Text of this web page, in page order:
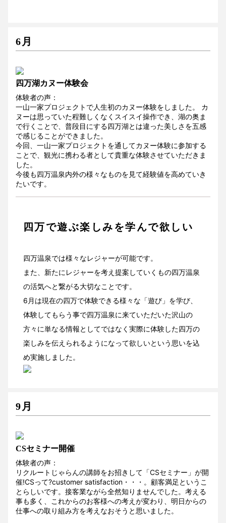
6月
四万湖カヌー体験会
体験者の声：
一山一家プロジェクトで人生初のカヌー体験をしました。 カ
ヌーは思っていた程難しくなくスイスイ操作でき、湖の奥ま
で行くことで、普段目にする四万湖とは違った美しさを五感
で感じることができました。
今回、一山一家プロジェクトを通してカヌー体験に参加する
ことで、観光に携わる者として貴重な体験させていただきま
した。
今後も四万温泉内外の様々なものを見て経験値を高めていき
たいです。
四万で遊ぶ楽しみを学んで欲しい
四万温泉では様々なレジャーが可能です。
また、新たにレジャーを考え提案していくもの四万温泉
の活気へと繋がる大切なことです。
6月は現在の四万で体験できる様々な「遊び」を学び、
体験してもらう事で四万温泉に来ていただいた沢山の
方々に単なる情報としてではなく実際に体験した四万の
楽しみを伝えられるようになって欲しいという思いを込
め実施しました。
9月
CSセミナー開催
体験者の声：
リクルートじゃらんの講師をお招きして「CSセミナー」が開
催!CSって?customer satisfaction・・・。顧客満足というこ
とらしいです。接客業ながら全然知りませんでした。考える
事も多く、これからのお客様への考えが変わり、明日からの
仕事への取り組み方を考えなおそうと思いました。